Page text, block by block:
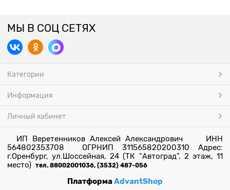
МЫ В СОЦ СЕТЯХ
Категории
Информация
Личный кабинет
ИП Веретенников Алексей Александрович ИНН
564802353708 ОГРНИП 311565820200310 Адрес:
г.Оренбург, ул.Шоссейная, 24 (ТК "Автоград", 2 этаж, 11
место) тел. 88002001036, (3532) 487-056
ПлатформаAdvantShop